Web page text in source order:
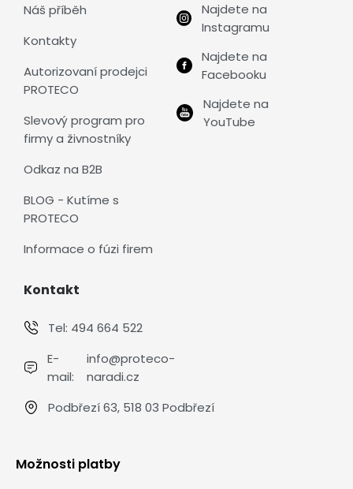
Náš příběh
Kontakty
Autorizovaní prodejci
PROTECO
Slevový program pro
firmy a živnostníky
Odkaz na B2B
BLOG - Kutíme s
PROTECO
Informace o fúzi firem
Najdete na
Instagramu
Najdete na
Facebooku
Najdete na
YouTube
Kontakt
Tel: 494 664 522
E-
mail:
info@proteco-
naradi.cz
Podbřezí 63, 518 03 Podbřezí
Možnosti platby